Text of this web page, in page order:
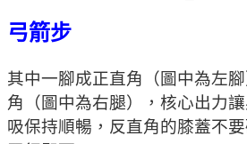
弓箭步
其中一腳成正直角（圖中為左
角（圖中為右腿），核心出力
吸保持順暢，反直角的膝蓋不